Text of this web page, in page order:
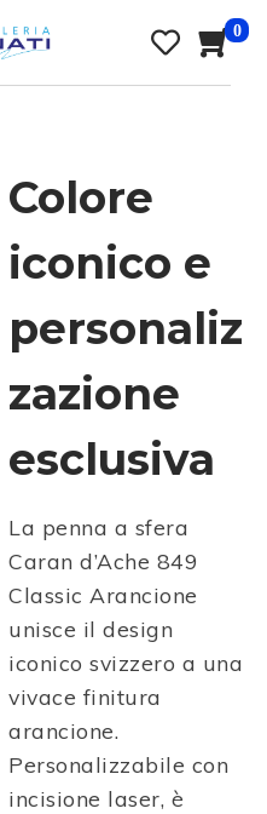
0
Colore
iconico e
personaliz
zazione
esclusiva
La penna a sfera
Caran d’Ache 849
Classic Arancione
unisce il design
iconico svizzero a una
vivace finitura
arancione.
Personalizzabile con
incisione laser, è